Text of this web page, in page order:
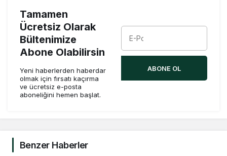
Tamamen
Ücretsiz Olarak
Bültenimize
Abone Olabilirsin
Yeni haberlerden haberdar
olmak için fırsatı kaçırma
ve ücretsiz e-posta
aboneliğini hemen başlat.
ABONE OL
Benzer Haberler